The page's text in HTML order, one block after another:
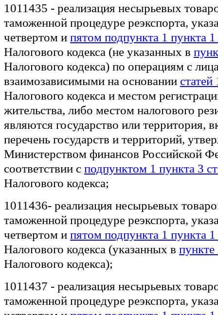
1011435 - реализация несырьевых
таможенной процедуре реэкспорта,
четвертом и пятом подпункта 1 пункта 1
Налогового кодекса (не указанных в
Налогового кодекса) по операциям с
взаимозависимыми на основании
Налогового кодекса и местом
жительства, либо местом налогового
являются государство или территория,
перечень государств и территорий,
Министерством финансов Российской
соответствии с подпунктом 1 пункта 3
Налогового кодекса;
1011436- реализация несырьевых
таможенной процедуре реэкспорта,
четвертом и пятом подпункта 1 пункта 1
Налогового кодекса (указанных в пункте
Налогового кодекса);
1011437 - реализация несырьевых
таможенной процедуре реэкспорта,